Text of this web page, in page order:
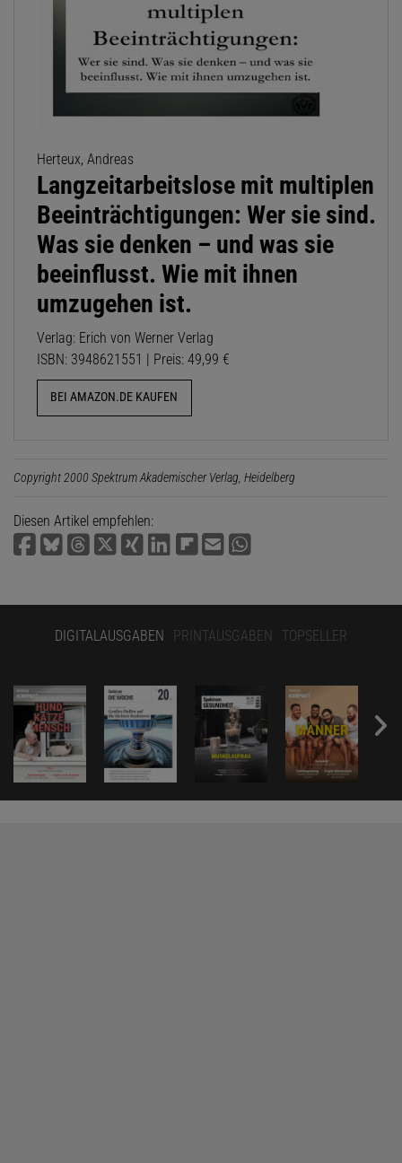
Herteux, Andreas
Langzeitarbeitslose mit multiplen
Beeinträchtigungen: Wer sie sind.
Was sie denken – und was sie
beeinflusst. Wie mit ihnen
umzugehen ist.
Verlag: Erich von Werner Verlag
ISBN: 3948621551 | Preis: 49,99 €
BEI AMAZON.DE KAUFEN
Copyright 2000 Spektrum Akademischer Verlag, Heidelberg
Diesen Artikel empfehlen:
DIGITALAUSGABEN PRINTAUSGABEN TOPSELLER